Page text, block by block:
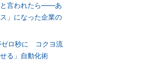
と言われたら――あ
」になった企業の
ゼロ秒に コクヨ流
る」自動化術